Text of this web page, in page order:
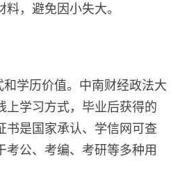
，避免因小失大。
学历价值。中南财经政法大
上学习方式，毕业后获得的
书是国家承认、学信网可查
考公、考编、考研等多种用